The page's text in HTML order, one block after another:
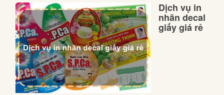
Dịch vụ in
nhãn decal
giấy giá rẻ